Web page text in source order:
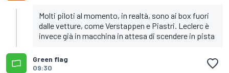
Molti piloti al momento, in realtà, sono ai box fuori
dalle vetture, come Verstappen e Piastri. Leclerc è
invece già in macchina in attesa di scendere in pista
Green flag
09:30